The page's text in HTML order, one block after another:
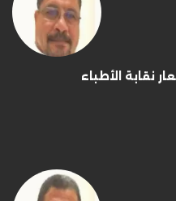
نقابة الأطباء